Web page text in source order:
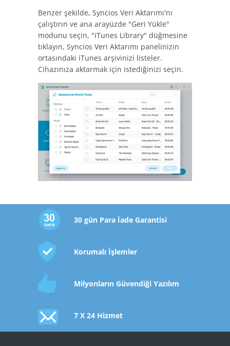
Benzer şekilde, Syncios Veri Aktarımı'nı
çalıştırın ve ana arayüzde "Geri Yükle"
modunu seçin, "iTunes Library" düğmesine
tıklayın, Syncios Veri Aktarımı panelinizin
ortasındaki iTunes arşivinizi listeler.
Cihazınıza aktarmak için istediğinizi seçin.
30 gün Para İade Garantisi
Korumalı İşlemler
Milyonların Güvendiği Yazılım
7 X 24 Hizmet